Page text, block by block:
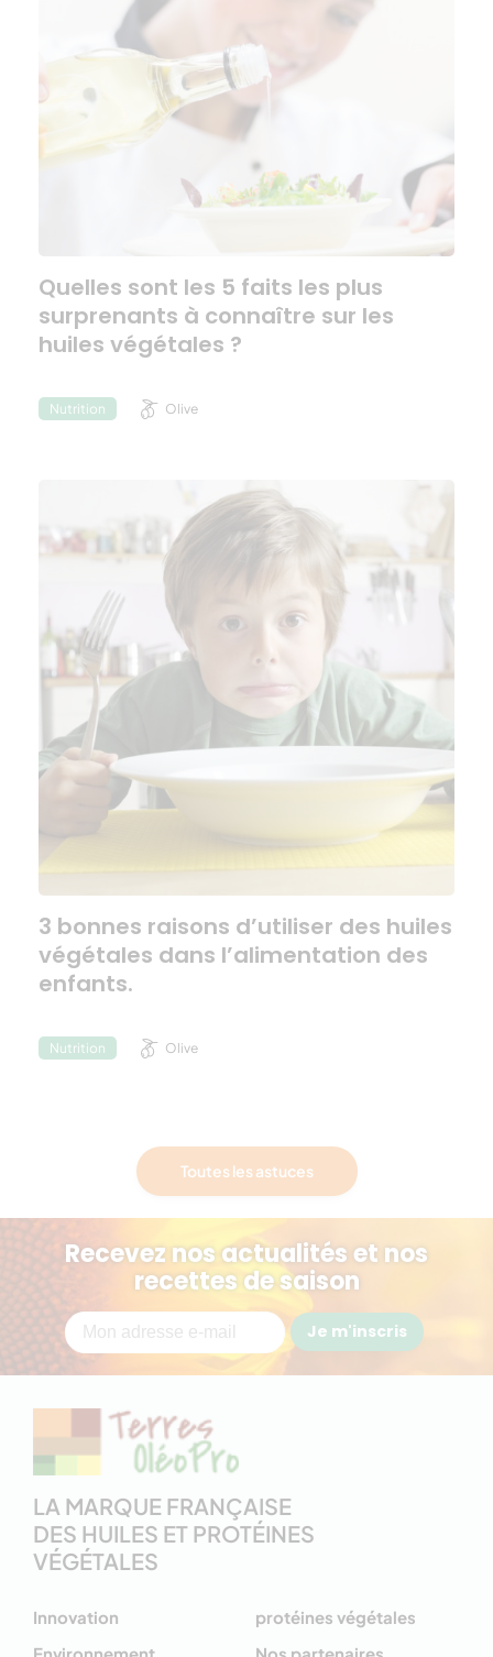
Quelles sont les 5 faits les plus
surprenants à connaître sur les
huiles végétales ?
Nutrition Olive
3 bonnes raisons d’utiliser des huiles
végétales dans l’alimentation des
enfants.
Nutrition Olive
Toutes les astuces
Recevez nos actualités et nos
recettes de saison
Je m'inscris
LA MARQUE FRANÇAISE
DES HUILES ET PROTÉINES
VÉGÉTALES
Innovation
Environnement
protéines végétales
Nos partenaires